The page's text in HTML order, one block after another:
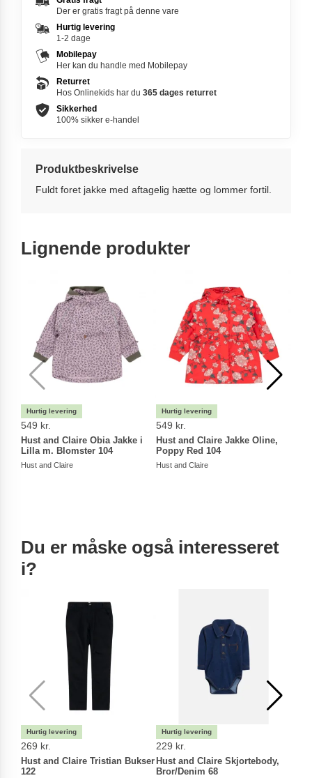
Der er gratis fragt på denne vare
Hurtig levering
1-2 dage
Mobilepay
Her kan du handle med Mobilepay
Returret
Hos Onlinekids har du 365 dages returret
Sikkerhed
100% sikker e-handel
Produktbeskrivelse
Fuldt foret jakke med aftagelig hætte og lommer fortil.
Lignende produkter
549 kr.
Hust and Claire Obia Jakke i
Lilla m. Blomster 104
Hust and Claire
549 kr.
Hust and Claire Jakke Oline,
Poppy Red 104
Hust and Claire
Du er måske også interesseret
i?
269 kr.
Hust and Claire Tristian Bukser
122
229 kr.
Hust and Claire Skjortebody,
Bror/Denim 68